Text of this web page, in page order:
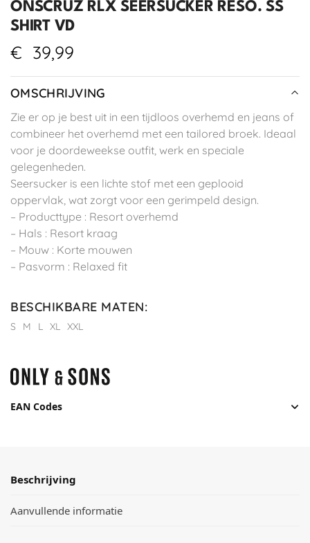
ONSCRUZ RLX SEERSUCKER RESO. SS
SHIRT VD
€ 39,99
OMSCHRIJVING
Zie er op je best uit in een tijdloos overhemd en jeans of
combineer het overhemd met een tailored broek. Ideaal
voor je doordeweekse outfit, werk en speciale
gelegenheden.
Seersucker is een lichte stof met een geplooid
oppervlak, wat zorgt voor een gerimpeld design.
– Producttype : Resort overhemd
– Hals : Resort kraag
– Mouw : Korte mouwen
– Pasvorm : Relaxed fit
BESCHIKBARE MATEN:
S M L XL XXL
EAN Codes
Beschrijving
Aanvullende informatie